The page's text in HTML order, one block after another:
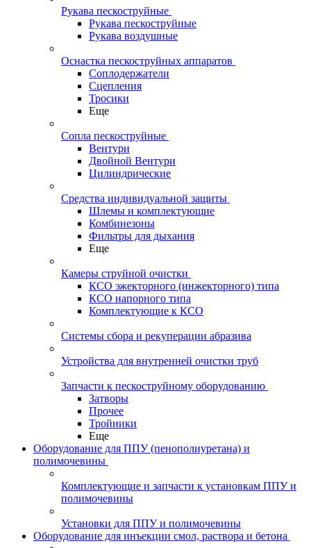
Рукава пескоструйные
Рукава пескоструйные
Рукава воздушные
Оснастка пескоструйных аппаратов
Соплодержатели
Сцепления
Тросики
Еще
Сопла пескоструйные
Вентури
Двойной Вентури
Цилиндрические
Средства индивидуальной защиты
Шлемы и комплектующие
Комбинезоны
Фильтры для дыхания
Еще
Камеры струйной очистки
КСО эжекторного (инжекторного) типа
КСО напорного типа
Комплектующие к КСО
Системы сбора и рекуперации абразива
Устройства для внутренней очистки труб
Запчасти к пескоструйному оборудованию
Затворы
Прочее
Тройники
Еще
Оборудование для ППУ (пенополиуретана) и
полимочевины
Комплектующие и запчасти к установкам ППУ и
полимочевины
Установки для ППУ и полимочевины
Оборудование для инъекции смол, раствора и бетона